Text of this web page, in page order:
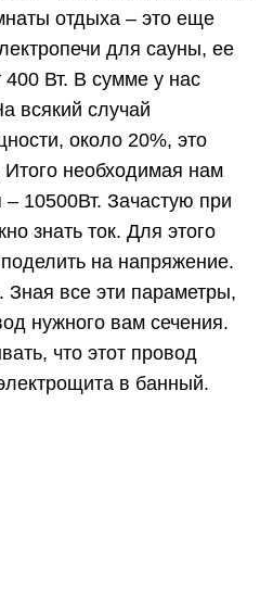
отдыха – это еще
для сауны, ее
Вт. В сумме у нас
всякий случай
около 20%, это
необходимая нам
10500Вт. Зачастую при
знать ток. Для этого
на напряжение.
все эти параметры,
нужного вам сечения.
что этот провод
в банный.